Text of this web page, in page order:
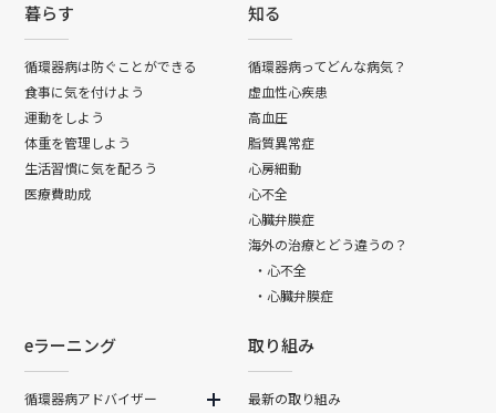
暮らす
循環器病は防ぐことができる
食事に気を付けよう
運動をしよう
体重を管理しよう
生活習慣に気を配ろう
医療費助成
知る
循環器病ってどんな病気？
虚血性心疾患
高血圧
脂質異常症
心房細動
心不全
心臓弁膜症
海外の治療とどう違うの？
・心不全
・心臓弁膜症
eラーニング
循環器病アドバイザー
取り組み
最新の取り組み